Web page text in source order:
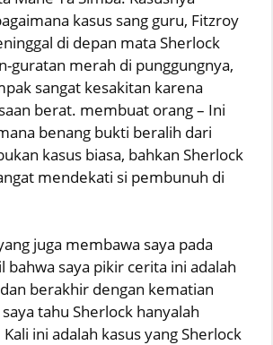
kasus sang guru, Fitzroy
di depan mata Sherlock
guratan merah di punggungnya,
sangat kesakitan karena
berat. membuat orang – Ini
benang bukti beralih dari
kasus biasa, bahkan Sherlock
mendekati si pembunuh di
juga membawa saya pada
bahwa saya pikir cerita ini adalah
berakhir dengan kematian
tahu Sherlock hanyalah
ini adalah kasus yang Sherlock